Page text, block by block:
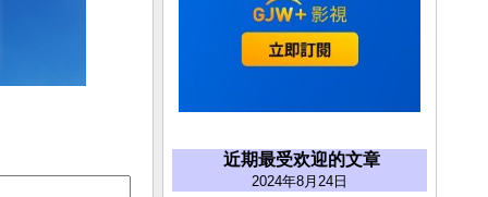
近期最受欢迎的文章
2024年8月24日